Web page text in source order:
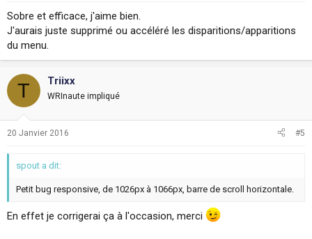
Sobre et efficace, j'aime bien.
J'aurais juste supprimé ou accéléré les disparitions/apparitions
du menu.
T Triixx
WRInaute impliqué
20 Janvier 2016 #5
spout a dit:
Petit bug responsive, de 1026px à 1066px, barre de scroll horizontale.
En effet je corrigerai ça à l'occasion, merci